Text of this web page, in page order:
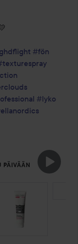
#fön
#lyko
PÄIVÄÄN